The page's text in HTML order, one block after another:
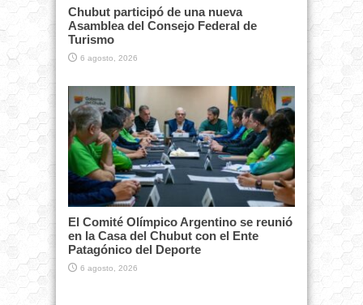
Chubut participó de una nueva
Asamblea del Consejo Federal de
Turismo
6 agosto, 2026
El Comité Olímpico Argentino se reunió
en la Casa del Chubut con el Ente
Patagónico del Deporte
6 agosto, 2026